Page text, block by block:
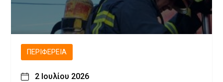
ΠΕΡΙΦΈΡΕΙΑ
2 Ιουλίου 2026